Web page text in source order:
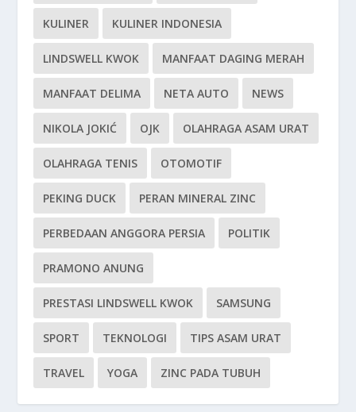
KULINER KULINER INDONESIA
LINDSWELL KWOK MANFAAT DAGING MERAH
MANFAAT DELIMA NETA AUTO NEWS
NIKOLA JOKIĆ OJK OLAHRAGA ASAM URAT
OLAHRAGA TENIS OTOMOTIF
PEKING DUCK PERAN MINERAL ZINC
PERBEDAAN ANGGORA PERSIA POLITIK
PRAMONO ANUNG
PRESTASI LINDSWELL KWOK SAMSUNG
SPORT TEKNOLOGI TIPS ASAM URAT
TRAVEL YOGA ZINC PADA TUBUH